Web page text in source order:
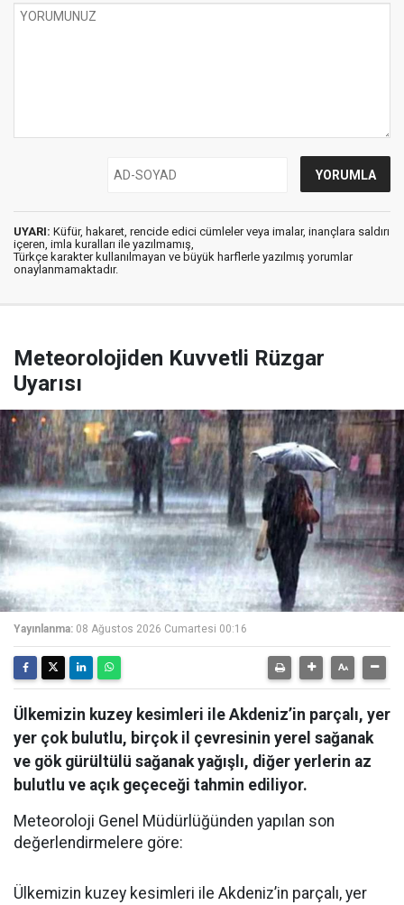
UYARI: Küfür, hakaret, rencide edici cümleler veya imalar, inançlara saldırı
içeren, imla kuralları ile yazılmamış,
Türkçe karakter kullanılmayan ve büyük harflerle yazılmış yorumlar
onaylanmamaktadır.
Meteorolojiden Kuvvetli Rüzgar
Uyarısı
Yayınlanma: 08 Ağustos 2026 Cumartesi 00:16
Ülkemizin kuzey kesimleri ile Akdeniz’in parçalı, yer
yer çok bulutlu, birçok il çevresinin yerel sağanak
ve gök gürültülü sağanak yağışlı, diğer yerlerin az
bulutlu ve açık geçeceği tahmin ediliyor.
Meteoroloji Genel Müdürlüğünden yapılan son
değerlendirmelere göre:
Ülkemizin kuzey kesimleri ile Akdeniz’in parçalı, yer